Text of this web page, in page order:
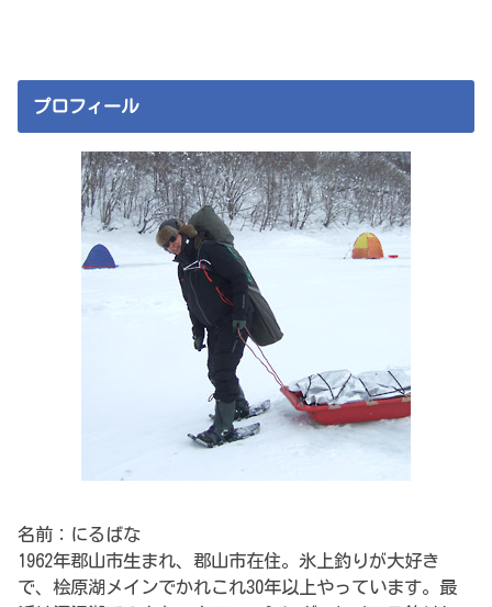
プロフィール
名前：にるばな
1962年郡山市生まれ、郡山市在住。氷上釣りが大好き
で、桧原湖メインでかれこれ30年以上やっています。最